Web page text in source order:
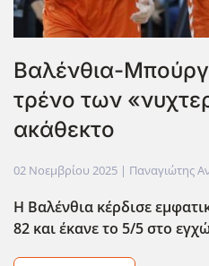
Βαλένθια-
τρένο των
ακάθεκτο
02 Νοεμβρίου 2025 | Παναγιώτης
Η Βαλένθια κέρδισε
82 και έκανε το 5/5 στο